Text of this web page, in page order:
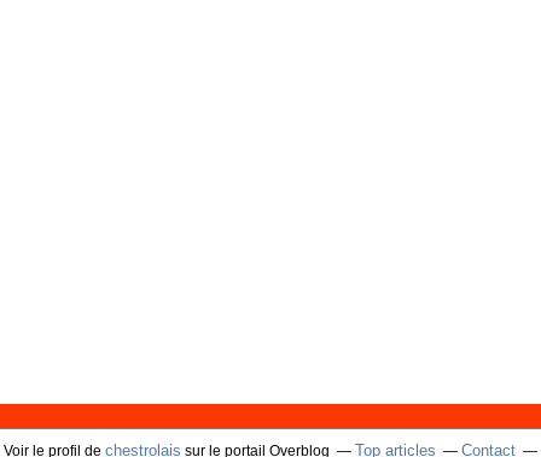
Voir le profil de chestrolais sur le portail Overblog Top articles Contact